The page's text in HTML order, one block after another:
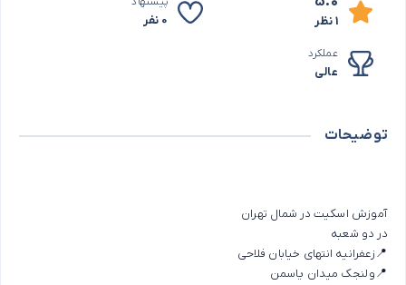
1 نظر 0 نفر
عملکرد
عالی
توضیحات
آموزش اسکیت در شمال تهران
در دو شعبه
📍زعفرانیه انتهای خیابان فلاحی
📍ولنجک میدان یاسمن